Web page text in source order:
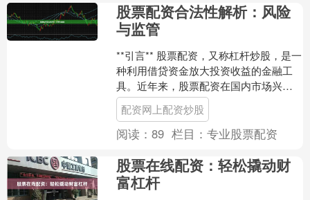
股票配资合法性解析：风险
与监管
**引言** 股票配资，又称杠杆炒股，是一
种利用借贷资金放大投资收益的金融工
具。近年来，股票配资在国内市场兴
起，但其合法性一直备受争议。本文将
深入解析股票配资的....
配资网上配资炒股
阅读：89 栏目：专业股票配资
股票在线配资：轻松撬动财
富杠杆